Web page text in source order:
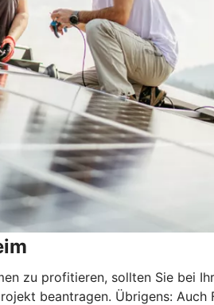
zu profitieren, sollten Sie bei
beantragen. Übrigens: